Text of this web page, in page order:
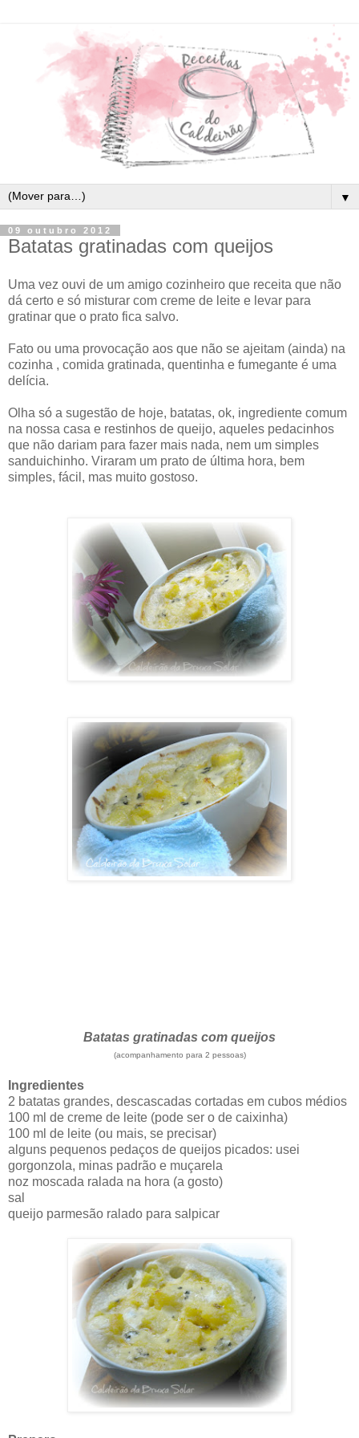
▼
09 outubro 2012
Batatas gratinadas com queijos
Uma vez ouvi de um amigo cozinheiro que receita que não
dá certo e só misturar com creme de leite e levar para
gratinar que o prato fica salvo.
Fato ou uma provocação aos que não se ajeitam (ainda) na
cozinha , comida gratinada, quentinha e fumegante é uma
delícia.
Olha só a sugestão de hoje, batatas, ok, ingrediente comum
na nossa casa e restinhos de queijo, aqueles pedacinhos
que não dariam para fazer mais nada, nem um simples
sanduichinho. Viraram um prato de última hora, bem
simples, fácil, mas muito gostoso.
Batatas gratinadas com queijos
(acompanhamento para 2 pessoas)
Ingredientes
2 batatas grandes, descascadas cortadas em cubos médios
100 ml de creme de leite (pode ser o de caixinha)
100 ml de leite (ou mais, se precisar)
alguns pequenos pedaços de queijos picados: usei
gorgonzola, minas padrão e muçarela
noz moscada ralada na hora (a gosto)
sal
queijo parmesão ralado para salpicar